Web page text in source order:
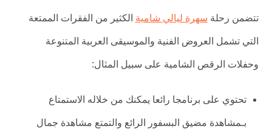
تتضمن رحلة سهرة ليالي شامية الكثير من الفقرات الممتعة
التي تشمل العروض الفنية والموسيقى العربية المتنوعة
وحفلات الرقص الشامية على سبيل المثال:
تحتوي على برنامجا رائعا يمكنك من خلاله الاستمتاع
بـمشاهدة مضيق البسفور الرائع والتمتع مشاهدة جمال